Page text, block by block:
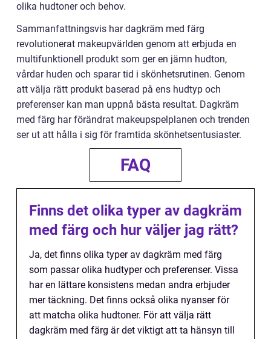
olika hudtoner och behov.
Sammanfattningsvis har dagkräm med färg
revolutionerat makeupvärlden genom att erbjuda en
multifunktionell produkt som ger en jämn hudton,
vårdar huden och sparar tid i skönhetsrutinen. Genom
att välja rätt produkt baserad på ens hudtyp och
preferenser kan man uppnå bästa resultat. Dagkräm
med färg har förändrat makeupspelplanen och trenden
ser ut att hålla i sig för framtida skönhetsentusiaster.
FAQ
Finns det olika typer av dagkräm
med färg och hur väljer jag rätt?
Ja, det finns olika typer av dagkräm med färg
som passar olika hudtyper och preferenser. Vissa
har en lättare konsistens medan andra erbjuder
mer täckning. Det finns också olika nyanser för
att matcha olika hudtoner. För att välja rätt
dagkräm med färg är det viktigt att ta hänsyn till